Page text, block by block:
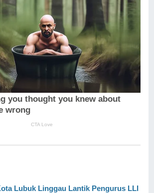
Lubuk Linggau Lantik Pengurus LLI